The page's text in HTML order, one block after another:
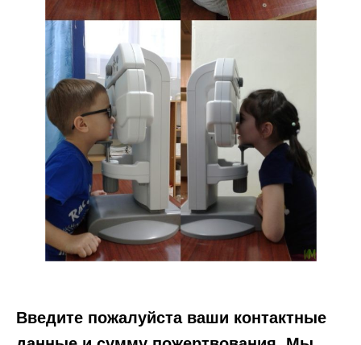
Введите пожалуйста ваши контактные